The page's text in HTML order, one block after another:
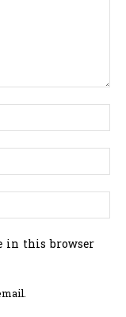
in this browser